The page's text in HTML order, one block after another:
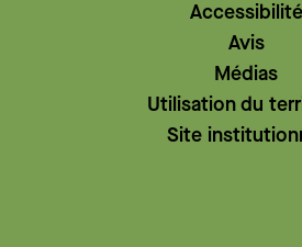
Accessibilité
Avis
Médias
Utilisation du
Site